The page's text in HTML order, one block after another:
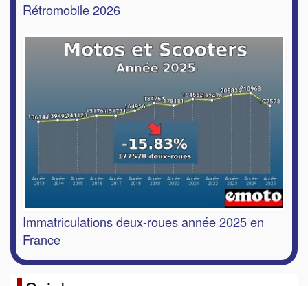
Rétromobile 2026
Immatriculations deux-roues année 2025 en
France